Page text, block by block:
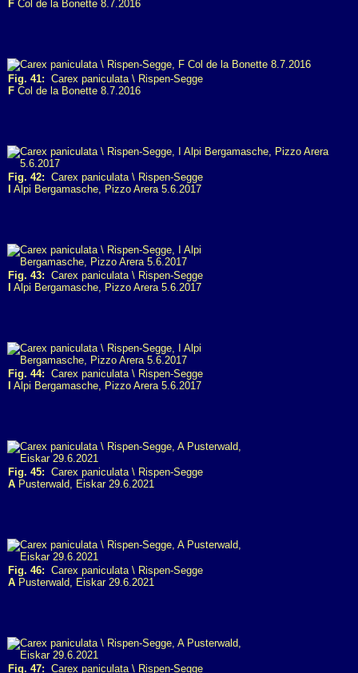
F Col de la Bonette 8.7.2016
Fig. 41: Carex paniculata \ Rispen-Segge
F Col de la Bonette 8.7.2016
Fig. 42: Carex paniculata \ Rispen-Segge
Alpi Bergamasche, Pizzo Arera 5.6.2017
Fig. 43: Carex paniculata \ Rispen-Segge
Alpi Bergamasche, Pizzo Arera 5.6.2017
Fig. 44: Carex paniculata \ Rispen-Segge
Alpi Bergamasche, Pizzo Arera 5.6.2017
Fig. 45: Carex paniculata \ Rispen-Segge
A Pusterwald, Eiskar 29.6.2021
Fig. 46: Carex paniculata \ Rispen-Segge
A Pusterwald, Eiskar 29.6.2021
Fig. 47: Carex paniculata \ Rispen-Segge